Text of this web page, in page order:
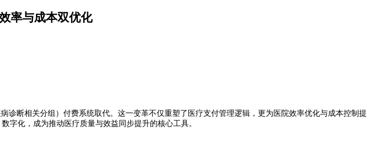
率与成本双优化
诊断相关分组）付费系统取代。这一变革不仅重塑了医疗支付管理逻辑，更为医院效率优化与成本控制提
字化，成为推动医疗质量与效益同步提升的核心工具。